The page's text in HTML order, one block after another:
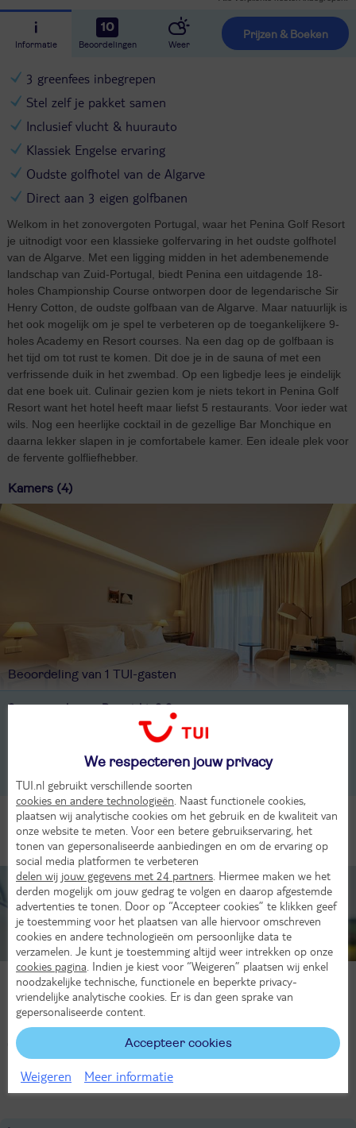
Informatie
10
Beoordelingen Weer
Prijzen & Boeken
3 greenfees inbegrepen
Stel zelf je pakket samen
Inclusief vlucht & huurauto
Klassiek Engelse ervaring
Oudste golfhotel van de Algarve
Direct aan 3 eigen golfbanen
Welkom in het zonovergoten Portugal, waar het Penina Golf Resort
je uitnodigt voor een klassieke golfervaring in het oudste golfhotel
van de Algarve. Met een ligging midden in het adembenemende
landschap van Zuid-Portugal, biedt Penina een uitdagende 18-
holes Championship Course ontworpen door de legendarische Sir
Henry Cotton, de oudste golfbaan van de Algarve. Maar natuurlijk is
het ook mogelijk om je spel te verbeteren op de toegankelijkere 9-
holes Academy en Resort courses. Na een dag op de golfbaan is
het tijd om tot rust te komen. Dit doe je in de sauna of met een
verfrissende duik in het zwembad. Op een ligbedje lees je eindelijk
dat ene boek uit. Culinair gezien kom je niets tekort in Penina Golf
Resort want het hotel heeft maar liefst 5 restaurants. Voor ieder wat
wils. Nog een heerlijke cocktail in de gezellige Bar Monchique en
daarna lekker slapen in je comfortabele kamer. Een ideale plek voor
de fervente golfliefhebber.
Kamers (4)
Beoordeling van 1 TUI-gasten
2-persoonskamer, Bergzicht, 2-2 pers
1-persoonskamer, voor alleengebruik, Bergzicht, 1-1 pers
Alle Kamers
Inclusief
huurauto
Inclusief huurauto
De mooiste plekjes ontdek je met de auto
Een huurauto van de laagste categorie is inbegrepen bij deze reis.
Grotere auto nodig? Een upgrade is mogelijk tijdens het boeken.
Lees meer
We respecteren jouw privacy
TUI.nl gebruikt verschillende soorten
cookies en andere technologieën . Naast functionele cookies,
plaatsen wij analytische cookies om het gebruik en de kwaliteit van
onze website te meten. Voor een betere gebruikservaring, het
tonen van gepersonaliseerde aanbiedingen en om de ervaring op
social media platformen te verbeteren
delen wij jouw gegevens met 24 partners . Hiermee maken we het
derden mogelijk om jouw gedrag te volgen en daarop afgestemde
advertenties te tonen. Door op “Accepteer cookies” te klikken geef
je toestemming voor het plaatsen van alle hiervoor omschreven
cookies en andere technologieën om persoonlijke data te
verzamelen. Je kunt je toestemming altijd weer intrekken op onze
cookies pagina . Indien je kiest voor “Weigeren” plaatsen wij enkel
noodzakelijke technische, functionele en beperkte privacy-
vriendelijke analytische cookies. Er is dan geen sprake van
gepersonaliseerde content.
Accepteer cookies
Weigeren Meer informatie